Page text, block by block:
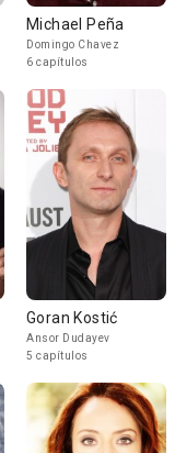
Michael Peña
Domingo Chavez
6 capítulos
Goran Kostić
Ansor Dudayev
5 capítulos